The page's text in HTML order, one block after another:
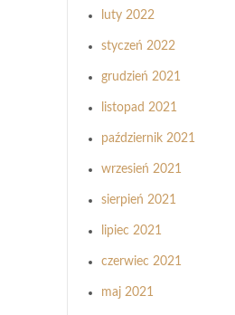
luty 2022
styczeń 2022
grudzień 2021
listopad 2021
październik 2021
wrzesień 2021
sierpień 2021
lipiec 2021
czerwiec 2021
maj 2021